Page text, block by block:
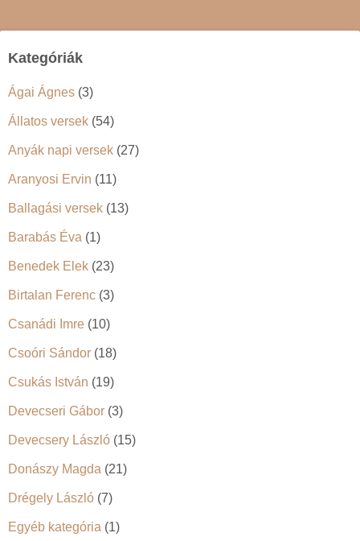
Kategóriák
Ágai Ágnes (3)
Állatos versek (54)
Anyák napi versek (27)
Aranyosi Ervin (11)
Ballagási versek (13)
Barabás Éva (1)
Benedek Elek (23)
Birtalan Ferenc (3)
Csanádi Imre (10)
Csoóri Sándor (18)
Csukás István (19)
Devecseri Gábor (3)
Devecsery László (15)
Donászy Magda (21)
Drégely László (7)
Egyéb kategória (1)